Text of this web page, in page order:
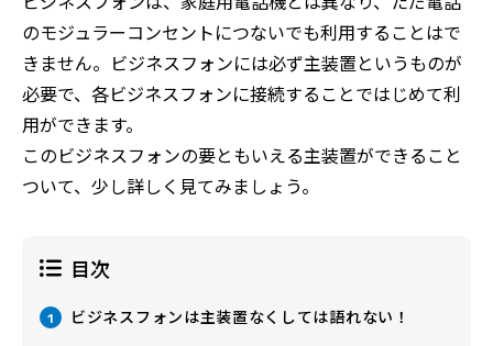
のモジュラーコンセントにつないでも利用することはで
きません。ビジネスフォンには必ず主装置というものが
必要で、各ビジネスフォンに接続することではじめて利
用ができます。
このビジネスフォンの要ともいえる主装置ができること
ついて、少し詳しく見てみましょう。
目次
1 ビジネスフォンは主装置なくしては語れない！